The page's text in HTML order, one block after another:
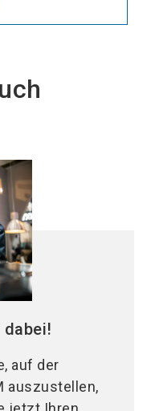
auf der
auszustellen,